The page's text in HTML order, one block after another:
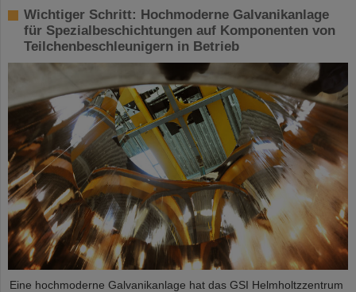
Wichtiger Schritt: Hochmoderne Galvanikanlage
für Spezialbeschichtungen auf Komponenten von
Teilchenbeschleunigern in Betrieb
Eine hochmoderne Galvanikanlage hat das GSI Helmholtzzentrum